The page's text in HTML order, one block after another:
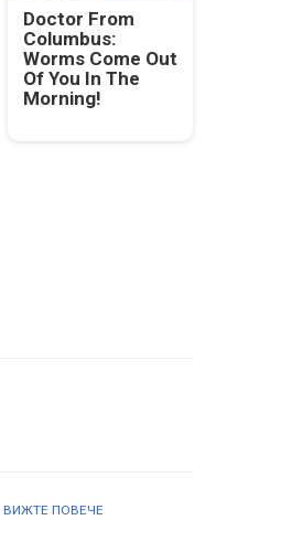
Doctor From
Columbus:
Worms Come Out
Of You In The
Morning!
ВИЖТЕ ПОВЕЧЕ